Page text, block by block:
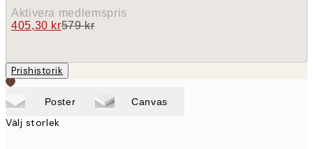
Aktivera medlemspris
405,30 kr579 kr
Prishistorik
Poster Canvas
Välj storlek